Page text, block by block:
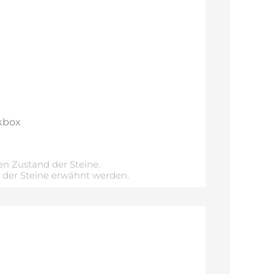
Zustand der Steine.
Steine erwähnt werden.